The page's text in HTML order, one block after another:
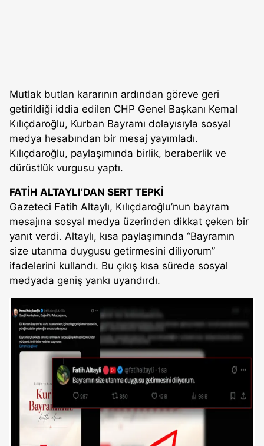
Mutlak butlan kararının ardından göreve geri
getirildiği iddia edilen CHP Genel Başkanı Kemal
Kılıçdaroğlu, Kurban Bayramı dolayısıyla sosyal
medya hesabından bir mesaj yayımladı.
Kılıçdaroğlu, paylaşımında birlik, beraberlik ve
dürüstlük vurgusu yaptı.
FATİH ALTAYLI’DAN SERT TEPKİ
Gazeteci Fatih Altaylı, Kılıçdaroğlu’nun bayram
mesajına sosyal medya üzerinden dikkat çeken bir
yanıt verdi. Altaylı, kısa paylaşımında “Bayramın
size utanma duygusu getirmesini diliyorum”
ifadelerini kullandı. Bu çıkış kısa sürede sosyal
medyada geniş yankı uyandırdı.